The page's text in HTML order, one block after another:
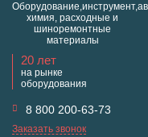
химия, расходные и
шиноремонтные
материалы
20 лет
на рынке
оборудования
8 800 200-63-73
Заказать звонок